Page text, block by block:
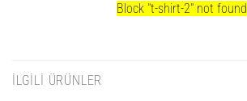
Block "t-shirt-2"not found
İLGILI ÜRÜNLER